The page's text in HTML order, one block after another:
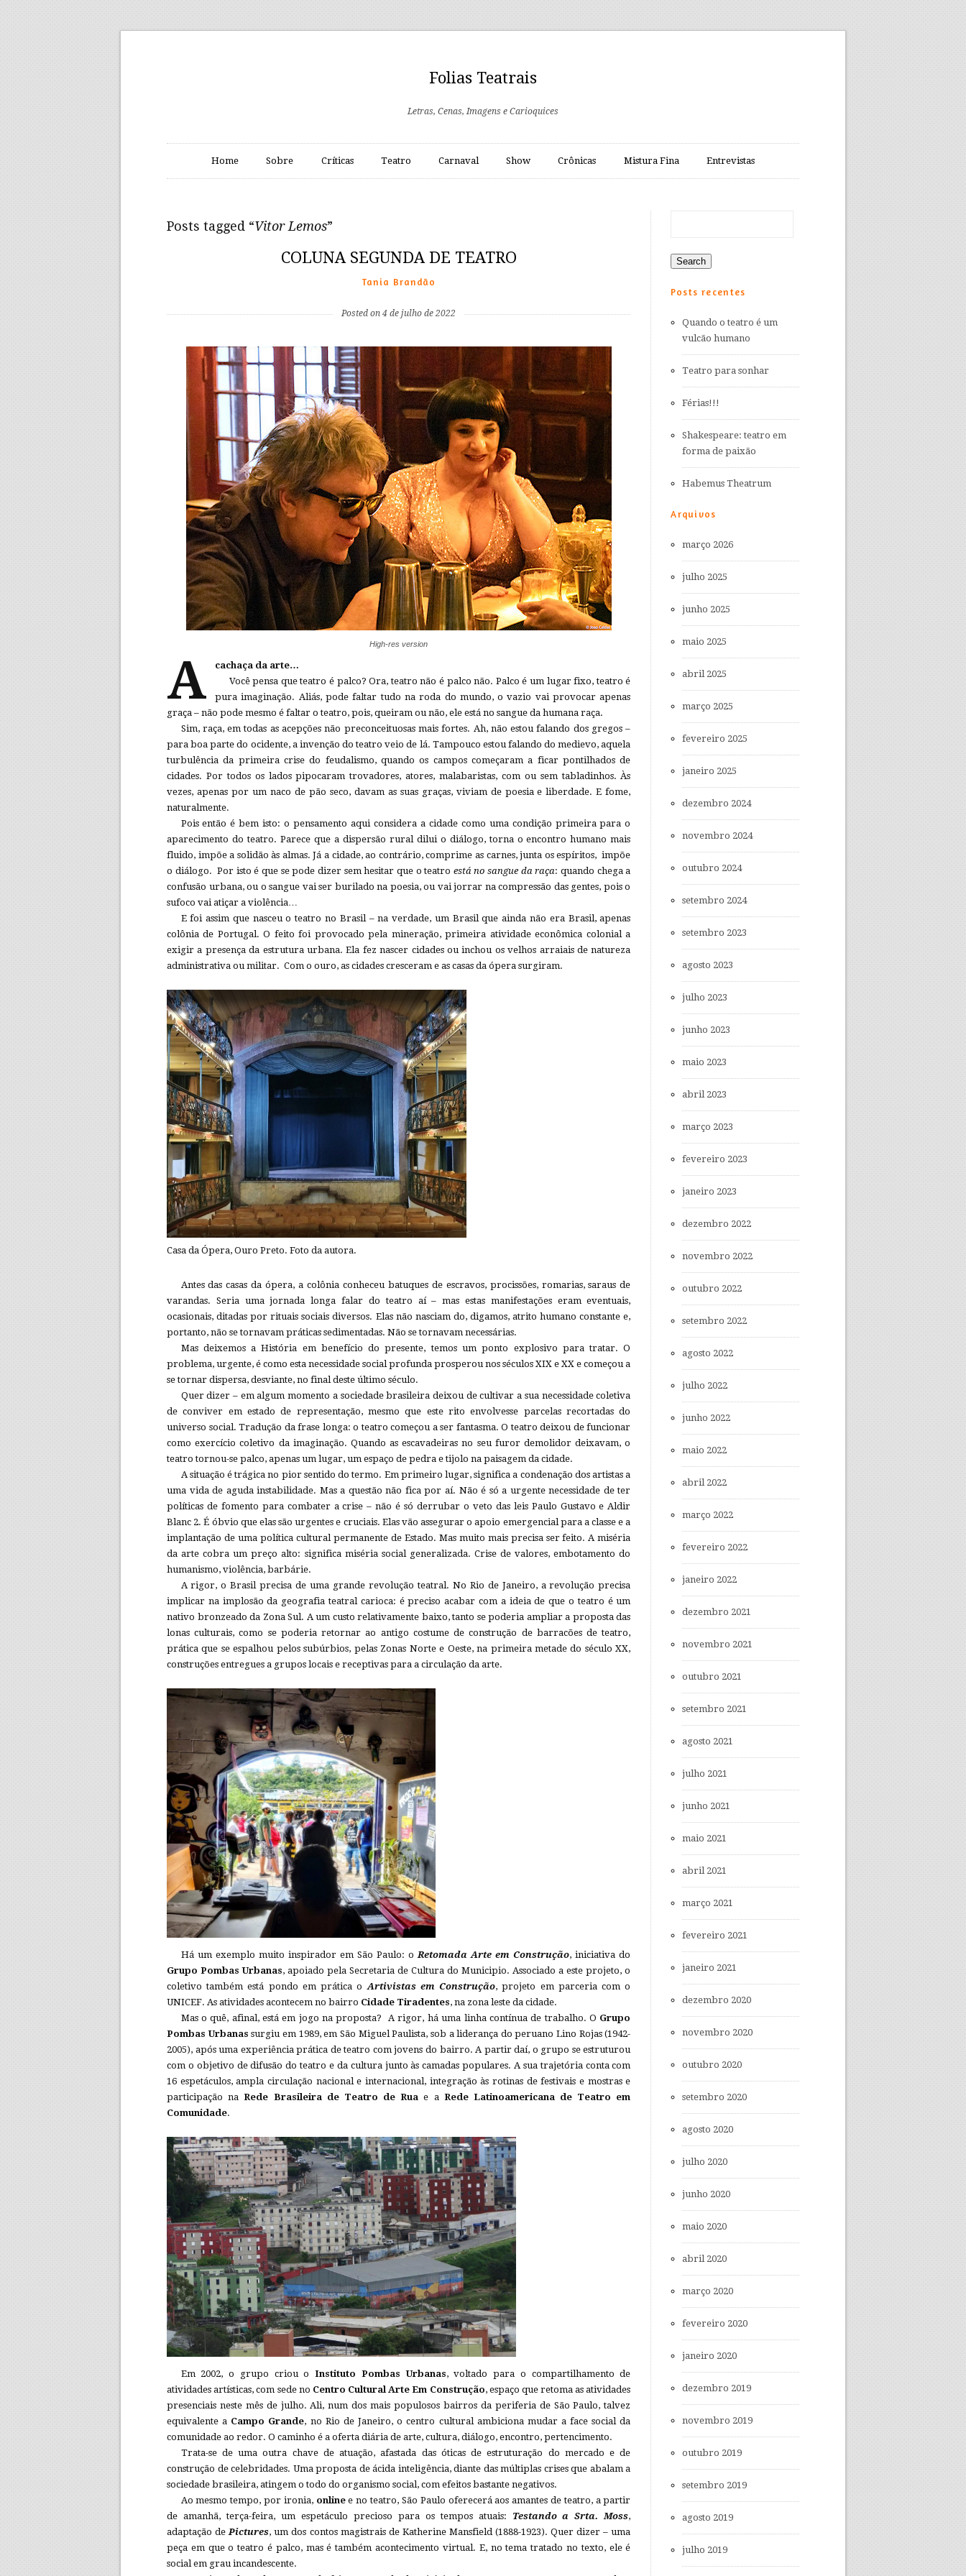
Folias Teatrais
Letras, Cenas, Imagens e Carioquices
Home Sobre Críticas Teatro Carnaval Show Crônicas Mistura Fina Entrevistas
Posts tagged “Vitor Lemos”
COLUNA SEGUNDA DE TEATRO
Tania Brandão
Posted on 4 de julho de 2022
High-res version
A
cachaça da arte…
Você pensa que teatro é palco? Ora, teatro não é palco não. Palco é um lugar fixo, teatro é
pura imaginação. Aliás, pode faltar tudo na roda do mundo, o vazio vai provocar apenas
graça – não pode mesmo é faltar o teatro, pois, queiram ou não, ele está no sangue da humana raça.
Sim, raça, em todas as acepções não preconceituosas mais fortes. Ah, não estou falando dos gregos –
para boa parte do ocidente, a invenção do teatro veio de lá. Tampouco estou falando do medievo, aquela
turbulência da primeira crise do feudalismo, quando os campos começaram a ficar pontilhados de
cidades. Por todos os lados pipocaram trovadores, atores, malabaristas, com ou sem tabladinhos. Às
vezes, apenas por um naco de pão seco, davam as suas graças, viviam de poesia e liberdade. E fome,
naturalmente.
Pois então é bem isto: o pensamento aqui considera a cidade como uma condição primeira para o
aparecimento do teatro. Parece que a dispersão rural dilui o diálogo, torna o encontro humano mais
fluido, impõe a solidão às almas. Já a cidade, ao contrário, comprime as carnes, junta os espíritos, impõe
o diálogo. Por isto é que se pode dizer sem hesitar que o teatro está no sangue da raça: quando chega a
confusão urbana, ou o sangue vai ser burilado na poesia, ou vai jorrar na compressão das gentes, pois o
sufoco vai atiçar a violência…
E foi assim que nasceu o teatro no Brasil – na verdade, um Brasil que ainda não era Brasil, apenas
colônia de Portugal. O feito foi provocado pela mineração, primeira atividade econômica colonial a
exigir a presença da estrutura urbana. Ela fez nascer cidades ou inchou os velhos arraiais de natureza
administrativa ou militar. Com o ouro, as cidades cresceram e as casas da ópera surgiram.
Casa da Ópera, Ouro Preto. Foto da autora.
Antes das casas da ópera, a colônia conheceu batuques de escravos, procissões, romarias, saraus de
varandas. Seria uma jornada longa falar do teatro aí – mas estas manifestações eram eventuais,
ocasionais, ditadas por rituais sociais diversos. Elas não nasciam do, digamos, atrito humano constante e,
portanto, não se tornavam práticas sedimentadas. Não se tornavam necessárias.
Mas deixemos a História em benefício do presente, temos um ponto explosivo para tratar. O
problema, urgente, é como esta necessidade social profunda prosperou nos séculos XIX e XX e começou a
se tornar dispersa, desviante, no final deste último século.
Quer dizer – em algum momento a sociedade brasileira deixou de cultivar a sua necessidade coletiva
de conviver em estado de representação, mesmo que este rito envolvesse parcelas recortadas do
universo social. Tradução da frase longa: o teatro começou a ser fantasma. O teatro deixou de funcionar
como exercício coletivo da imaginação. Quando as escavadeiras no seu furor demolidor deixavam, o
teatro tornou-se palco, apenas um lugar, um espaço de pedra e tijolo na paisagem da cidade.
A situação é trágica no pior sentido do termo. Em primeiro lugar, significa a condenação dos artistas a
uma vida de aguda instabilidade. Mas a questão não fica por aí. Não é só a urgente necessidade de ter
políticas de fomento para combater a crise – não é só derrubar o veto das leis Paulo Gustavo e Aldir
Blanc 2. É óbvio que elas são urgentes e cruciais. Elas vão assegurar o apoio emergencial para a classe e a
implantação de uma política cultural permanente de Estado. Mas muito mais precisa ser feito. A miséria
da arte cobra um preço alto: significa miséria social generalizada. Crise de valores, embotamento do
humanismo, violência, barbárie.
A rigor, o Brasil precisa de uma grande revolução teatral. No Rio de Janeiro, a revolução precisa
implicar na implosão da geografia teatral carioca: é preciso acabar com a ideia de que o teatro é um
nativo bronzeado da Zona Sul. A um custo relativamente baixo, tanto se poderia ampliar a proposta das
lonas culturais, como se poderia retornar ao antigo costume de construção de barracões de teatro,
prática que se espalhou pelos subúrbios, pelas Zonas Norte e Oeste, na primeira metade do século XX,
construções entregues a grupos locais e receptivas para a circulação da arte.
Há um exemplo muito inspirador em São Paulo: o Retomada Arte em Construção, iniciativa do
Grupo Pombas Urbanas, apoiado pela Secretaria de Cultura do Municipio. Associado a este projeto, o
coletivo também está pondo em prática o Artivistas em Construção, projeto em parceria com o
UNICEF. As atividades acontecem no bairro Cidade Tiradentes, na zona leste da cidade.
Mas o quê, afinal, está em jogo na proposta? A rigor, há uma linha contínua de trabalho. O Grupo
Pombas Urbanassurgiu em 1989, em São Miguel Paulista, sob a liderança do peruano Lino Rojas (1942-
2005), após uma experiência prática de teatro com jovens do bairro. A partir daí, o grupo se estruturou
com o objetivo de difusão do teatro e da cultura junto às camadas populares. A sua trajetória conta com
16 espetáculos, ampla circulação nacional e internacional, integração às rotinas de festivais e mostras e
participação naRede Brasileira de Teatro de Rua e a Rede Latinoamericana de Teatro em
Comunidade.
Em 2002, o grupo criou oInstituto Pombas Urbanas, voltado para o compartilhamento de
atividades artísticas, com sede no Centro Cultural Arte Em Construção, espaço que retoma as atividades
presenciais neste mês de julho. Ali, num dos mais populosos bairros da periferia de São Paulo, talvez
equivalente a Campo Grande, no Rio de Janeiro, o centro cultural ambiciona mudar a face social da
comunidade ao redor. O caminho é a oferta diária de arte, cultura, diálogo, encontro, pertencimento.
Trata-se de uma outra chave de atuação, afastada das óticas de estruturação do mercado e de
construção de celebridades. Uma proposta de ácida inteligência, diante das múltiplas crises que abalam a
sociedade brasileira, atingem o todo do organismo social, com efeitos bastante negativos.
Ao mesmo tempo, por ironia, onlinee no teatro, São Paulo oferecerá aos amantes de teatro, a partir
de amanhã, terça-feira, um espetáculo precioso para os tempos atuais: Testando a Srta. Moss,
adaptação de Pictures, um dos contos magistrais de Katherine Mansfield (1888-1923). Quer dizer – uma
peça em que o teatro é palco, mas é também acontecimento virtual. E, no tema tratado no texto, ele é
social em grau incandescente.
Posts recentes
Quando o teatro é um
vulcão humano
Teatro para sonhar
Férias!!!
Shakespeare: teatro em
forma de paixão
Habemus Theatrum
Arquivos
março 2026
julho 2025
junho 2025
maio 2025
abril 2025
março 2025
fevereiro 2025
janeiro 2025
dezembro 2024
novembro 2024
outubro 2024
setembro 2024
setembro 2023
agosto 2023
julho 2023
junho 2023
maio 2023
abril 2023
março 2023
fevereiro 2023
janeiro 2023
dezembro 2022
novembro 2022
outubro 2022
setembro 2022
agosto 2022
julho 2022
junho 2022
maio 2022
abril 2022
março 2022
fevereiro 2022
janeiro 2022
dezembro 2021
novembro 2021
outubro 2021
setembro 2021
agosto 2021
julho 2021
junho 2021
maio 2021
abril 2021
março 2021
fevereiro 2021
janeiro 2021
dezembro 2020
novembro 2020
outubro 2020
setembro 2020
agosto 2020
julho 2020
junho 2020
maio 2020
abril 2020
março 2020
fevereiro 2020
janeiro 2020
dezembro 2019
novembro 2019
outubro 2019
setembro 2019
agosto 2019
julho 2019